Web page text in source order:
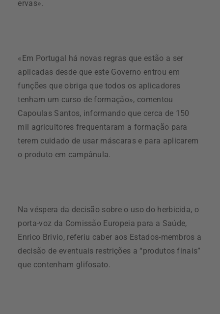
ervas».
«Em Portugal há novas regras que estão a ser
aplicadas desde que este Governo entrou em
funções que obriga que todos os aplicadores
tenham um curso de formação», comentou
Capoulas Santos, informando que cerca de 150
mil agricultores frequentaram a formação para
terem cuidado de usar máscaras e para aplicarem
o produto em campânula.
Na véspera da decisão sobre o uso do herbicida, o
porta-voz da Comissão Europeia para a Saúde,
Enrico Brivio, referiu caber aos Estados-membros a
decisão de eventuais restrições a “produtos finais”
que contenham glifosato.